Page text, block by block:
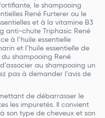
le shampooing
René Furterer ou le
et à la vitamine B3
anti-chute Triphasic René
à l’huile essentielle
et l’huile essentielle de
du shampooing René
au shampooing un
pas à demander l’avis de
de débarrasser le
les impuretés. Il convient
son type de cheveux et son